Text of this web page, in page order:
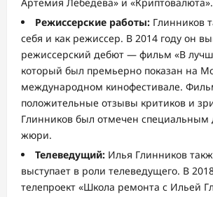
Режиссерские работы: Глинников
себя и как режиссер. В 2014 году он
режиссерский дебют — фильм «В
который был премьерно показан на
международном кинофестивале.
положительные отзывы критиков и
Глинников был отмечен
жюри.
Телеведущий: Илья Глинников
выступает в роли телеведущего. В
телепроект «Школа ремонта с Ильей